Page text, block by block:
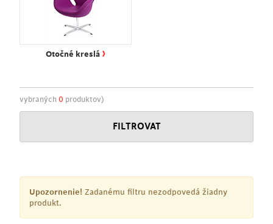
Otočné kreslá ›
vybraných 0 produktov)
FILTROVAT
Upozornenie! Zadanému filtru nezodpovedá žiadny
produkt.